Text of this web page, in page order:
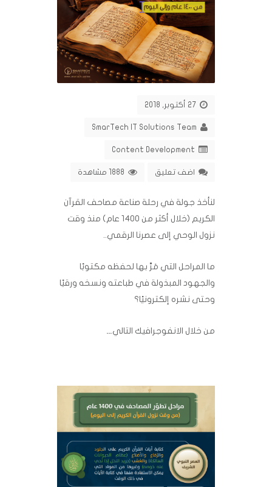
SmarTech IT Solutions Team
Content Development
اضف تعليق
لنأخذ جولة في رحلة صناعة مصاحف القرآن
الكريم (خلال أكثر من 1400 عام) منذ وقت
نزول الوحي إلى عصرنا الرقمي..
ما المراحل التي مَرَّ بها لحفظه مكتوبًا
والجهود المبذولة في طباعته ونسخه ورقيًا
وحتى نشره إلكترونيًا؟
من خلال الانفوجرافيك التالي…